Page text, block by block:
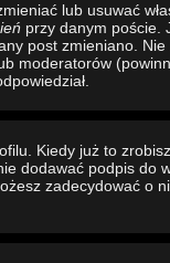
lub usuwać
przy danym poście.
post zmieniano.
moderatorów
Kiedy już to
dodawać podpis do
zadecydować o